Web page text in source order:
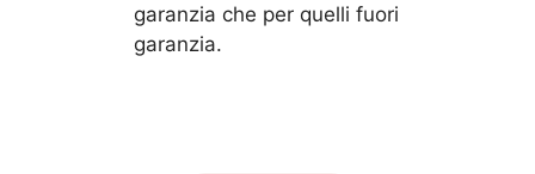
garanzia che per quelli fuori
garanzia.